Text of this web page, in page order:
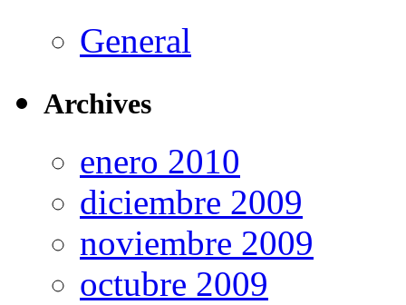
General
Archives
enero 2010
diciembre 2009
noviembre 2009
octubre 2009